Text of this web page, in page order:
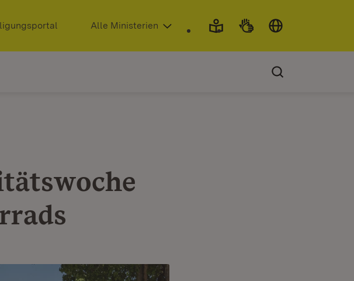
Fenster) (Öffnet in neuem Fenster)
Alle Ministerien